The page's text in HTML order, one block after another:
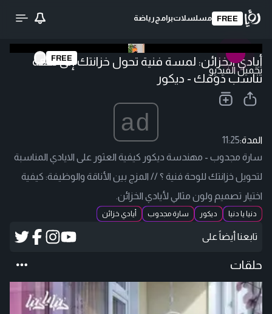
FREE مسلسلاتبرامج رياضة
تحميل الفيديو
FREE
أيادي الخزائن: لمسة فنية تحول خزانتك إلى تحفة
تناسب ذوقك - ديكور
ad
المدة:11:25
سارة مجدوب - مهندسة ديكور كيفية العثور على الايادي المناسبة
لتحويل خزانتك للوحة فنية ؟ // المزج بين الأناقة والوظيفة: كيفية
اختيار تصميم ولون مثالي لأيادي الخزائن.
دنيا يا دنيا ديكور سارة مجدوب أيادي خزائن
تابعنا أيضاً على
حلقات